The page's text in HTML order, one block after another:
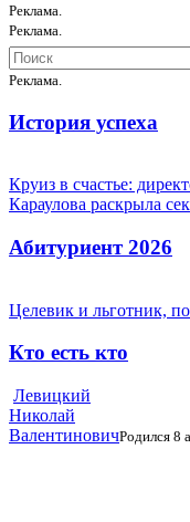
Реклама.
Реклама.
Реклама.
История успеха
Круиз в счастье:
Караулова раскрыла
Абитуриент 2026
Целевик и льготник,
Кто есть кто
Левицкий
Николай
ВалентиновичРодился 8